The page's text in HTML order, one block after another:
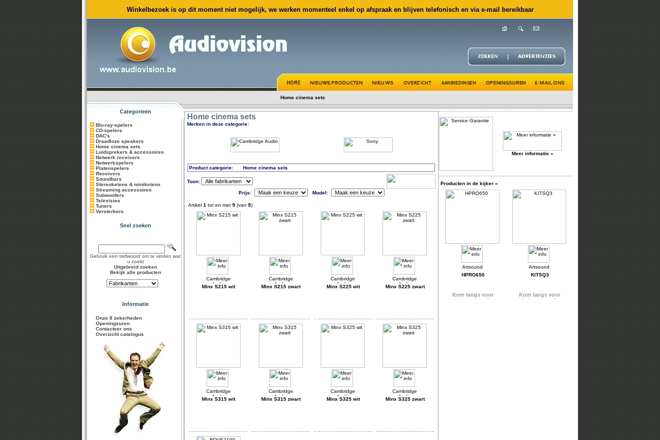
Winkelbezoek is op dit moment niet mogelijk, we werken momenteel enkel op afspraak en blijven telefonisch en via e-mail bereikbaar
Home cinema sets
Categorieën
Blu-ray-spelers
CD-spelers
DAC's
Draadloze speakers
Home cinema sets
Luidsprekers & accessoires
Netwerk receivers
Netwerkspelers
Platenspelers
Receivers
Soundbars
Stereoketens & miniketens
Streaming accessoires
Subwoofers
Televisies
Tuners
Versterkers
Snel zoeken
Gebruik een trefwoord om te vinden wat
u zoekt
Uitgebreid zoeken
Bekijk alle producten
Informatie
Onze 8 zekerheden
Openingsuren
Contacteer ons
Overzicht catalogus
Home cinema sets
Merken in deze categorie:
Product categorie: Home cinema sets
Toon:
Prijs: Model:
Artikel 1 tot en met 9 (van 9)
Minx S215 wit Minx S215 zwart Minx S225 wit Minx S225 zwart
Minx S315 wit Minx S315 zwart Minx S325 wit Minx S325 zwart
Meer informatie »
Producten in de kijker »
HPRO650 KITSQ3